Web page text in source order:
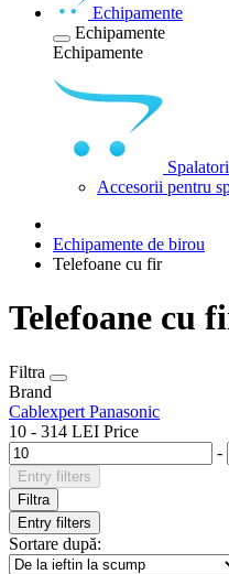
Echipamente
Echipamente
Echipamente
Accesorii pentru
Echipamente de birou
Telefoane cu fir
Telefoane cu
Filtra
Brand
Cablexpert Panasonic
10 - 314 LEI Price
-
Entry filters
Filtra
Entry filters
Sortare după: